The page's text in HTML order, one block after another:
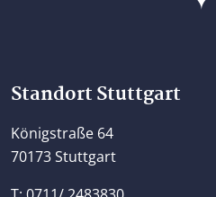
Standort Stuttgart
Königstraße 64
70173 Stuttgart